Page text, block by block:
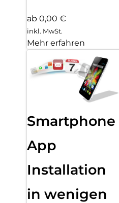
ab 0,00 €
inkl. MwSt.
Mehr erfahren
Smartphone
App
Installation
in wenigen